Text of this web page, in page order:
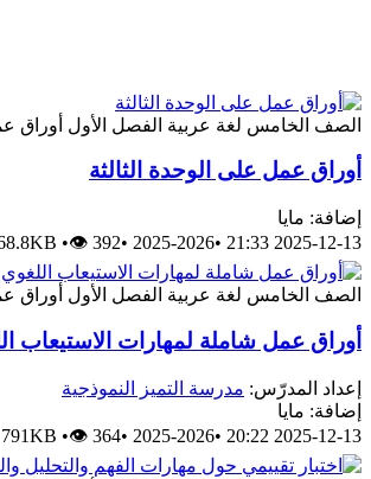
الصف الخامس لغة عربية الفصل الأول أوراق
أوراق عمل على الوحدة الثالثة
إضافة: مايا
2025-12-13 21:33
•
2025-2026
•
•👁 392
الصف الخامس لغة عربية الفصل الأول أوراق
أوراق عمل شاملة لمهارات الاستيعاب
إعداد المدرّس: مدرسة التميز النموذجية
إضافة: مايا
2025-12-13 20:22
•
2025-2026
•
791KB •👁 364